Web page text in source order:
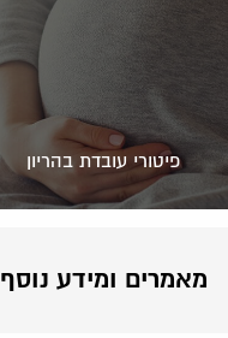
פיטורי עובדת בהריון
מאמרים ומידע נוסף